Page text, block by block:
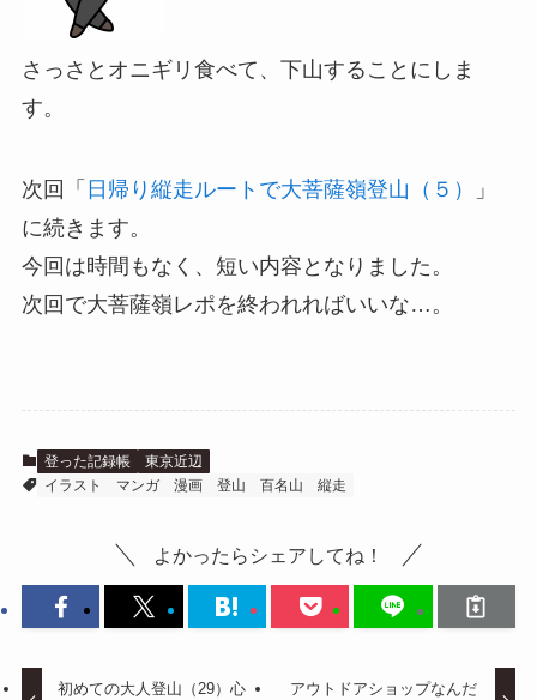
さっさとオニギリ食べて、下山することにしま
す。
次回「 日帰り縦走ルートで大菩薩嶺登山（５）
」
に続きます。
今回は時間もなく、短い内容となりました。
次回で大菩薩嶺レポを終われればいいな…。
登った記録帳
東京近辺
イラスト
マンガ 漫画 登山 百名山 縦走
よかったらシェアしてね！
初めての大人登山（29）心
アウトドアショップなんだ